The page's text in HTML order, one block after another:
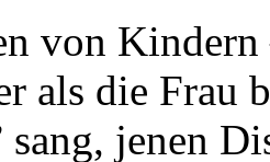
von
als die Frau
sang, jenen